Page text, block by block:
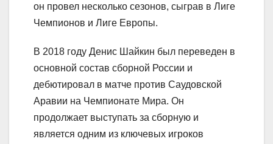
он провел несколько сезонов, сыграв в Лиге
Чемпионов и Лиге Европы.
В 2018 году Денис Шайкин был переведен в
основной состав сборной России и
дебютировал в матче против Саудовской
Аравии на Чемпионате Мира. Он
продолжает выступать за сборную и
является одним из ключевых игроков